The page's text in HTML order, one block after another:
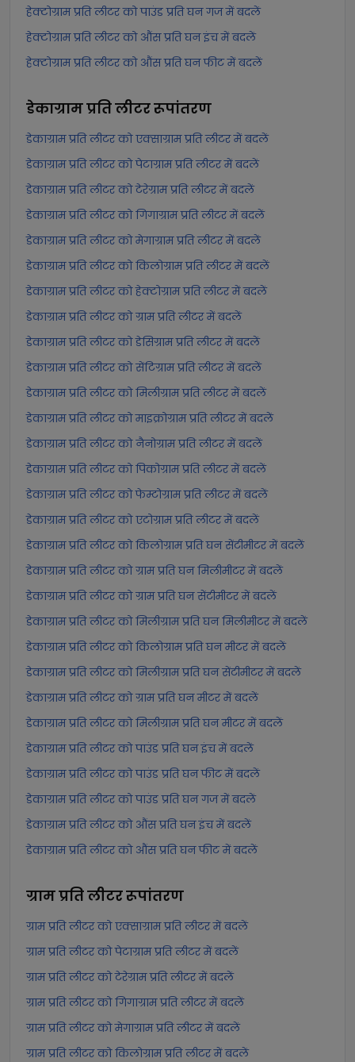
हेक्टोग्राम प्रति लीटर को पाउंड प्रति घन गज में बदलें
हेक्टोग्राम प्रति लीटर को औंस प्रति घन इंच में बदलें
हेक्टोग्राम प्रति लीटर को औंस प्रति घन फीट में बदलें
डेकाग्राम प्रति लीटररूपांतरण
डेकाग्राम प्रति लीटर को एक्साग्राम प्रति लीटर में बदलें
डेकाग्राम प्रति लीटर को पेटाग्राम प्रति लीटर में बदलें
डेकाग्राम प्रति लीटर को टेरेग्राम प्रति लीटर में बदलें
डेकाग्राम प्रति लीटर को गिगाग्राम प्रति लीटर में बदलें
डेकाग्राम प्रति लीटर को मेगाग्राम प्रति लीटर में बदलें
डेकाग्राम प्रति लीटर को किलोग्राम प्रति लीटर में बदलें
डेकाग्राम प्रति लीटर को हेक्टोग्राम प्रति लीटर में बदलें
डेकाग्राम प्रति लीटर को ग्राम प्रति लीटर में बदलें
डेकाग्राम प्रति लीटर को डेसिग्राम प्रति लीटर में बदलें
डेकाग्राम प्रति लीटर को सेंटिग्राम प्रति लीटर में बदलें
डेकाग्राम प्रति लीटर को मिलीग्राम प्रति लीटर में बदलें
डेकाग्राम प्रति लीटर को माइक्रोग्राम प्रति लीटर में बदलें
डेकाग्राम प्रति लीटर को नैनोग्राम प्रति लीटर में बदलें
डेकाग्राम प्रति लीटर को पिकोग्राम प्रति लीटर में बदलें
डेकाग्राम प्रति लीटर को फेम्टोग्राम प्रति लीटर में बदलें
डेकाग्राम प्रति लीटर को एटोग्राम प्रति लीटर में बदलें
डेकाग्राम प्रति लीटर को किलोग्राम प्रति घन सेंटीमीटर में बदलें
डेकाग्राम प्रति लीटर को ग्राम प्रति घन मिलीमीटर में बदलें
डेकाग्राम प्रति लीटर को ग्राम प्रति घन सेंटीमीटर में बदलें
डेकाग्राम प्रति लीटर को मिलीग्राम प्रति घन मिलीमीटर में बदलें
डेकाग्राम प्रति लीटर को किलोग्राम प्रति घन मीटर में बदलें
डेकाग्राम प्रति लीटर को मिलीग्राम प्रति घन सेंटीमीटर में बदलें
डेकाग्राम प्रति लीटर को ग्राम प्रति घन मीटर में बदलें
डेकाग्राम प्रति लीटर को मिलीग्राम प्रति घन मीटर में बदलें
डेकाग्राम प्रति लीटर को पाउंड प्रति घन इंच में बदलें
डेकाग्राम प्रति लीटर को पाउंड प्रति घन फीट में बदलें
डेकाग्राम प्रति लीटर को पाउंड प्रति घन गज में बदलें
डेकाग्राम प्रति लीटर को औंस प्रति घन इंच में बदलें
डेकाग्राम प्रति लीटर को औंस प्रति घन फीट में बदलें
ग्राम प्रति लीटररूपांतरण
ग्राम प्रति लीटर को एक्साग्राम प्रति लीटर में बदलें
ग्राम प्रति लीटर को पेटाग्राम प्रति लीटर में बदलें
ग्राम प्रति लीटर को टेरेग्राम प्रति लीटर में बदलें
ग्राम प्रति लीटर को गिगाग्राम प्रति लीटर में बदलें
ग्राम प्रति लीटर को मेगाग्राम प्रति लीटर में बदलें
ग्राम प्रति लीटर को किलोग्राम प्रति लीटर में बदलें